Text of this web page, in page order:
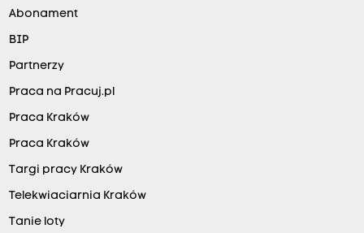
Abonament
BIP
Partnerzy
Praca na Pracuj.pl
Praca Kraków
Praca Kraków
Targi pracy Kraków
Telekwiaciarnia Kraków
Tanie loty